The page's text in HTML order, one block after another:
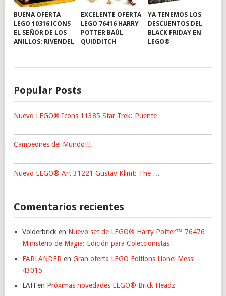
BUENA OFERTA
LEGO 10316 ICONS
EL SEÑOR DE LOS
ANILLOS: RIVENDEL
EXCELENTE OFERTA
LEGO 76416 HARRY
POTTER BAÚL
QUIDDITCH
YA TENEMOS LOS
DESCUENTOS DEL
BLACK FRIDAY EN
LEGO®
Popular Posts
Nuevo LEGO® Icons 11385 Star Trek: Puente …
Campeones del Mundo!!!
Nuevo LEGO® Art 31221 Gustav Klimt: The …
Comentarios recientes
Volderbrick en Nuevo set de LEGO® Harry Potter™ 76476
Ministerio de Magia: Edición para Coleccionistas
FARLANDER en Gran oferta LEGO Editions Lionel Messi –
43015
LAH en Próximas novedades LEGO® Brick Headz